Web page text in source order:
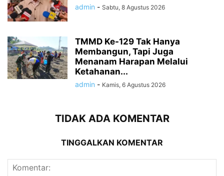
admin - Sabtu, 8 Agustus 2026
TMMD Ke-129 Tak Hanya
Membangun, Tapi Juga
Menanam Harapan Melalui
Ketahanan...
admin - Kamis, 6 Agustus 2026
TIDAK ADA KOMENTAR
TINGGALKAN KOMENTAR